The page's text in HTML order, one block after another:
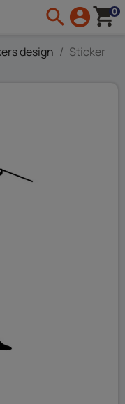
shopping_cart
0
account_circle
search
design
Sticker